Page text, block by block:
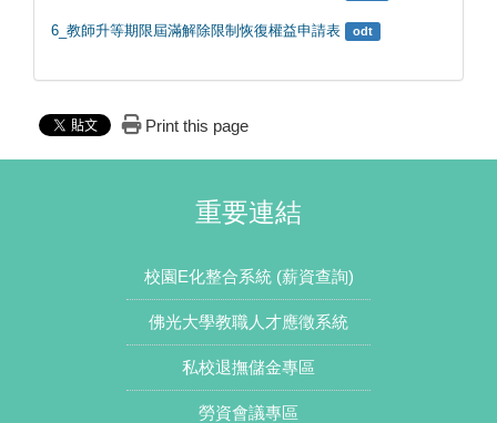
6_教師升等期限屆滿解除限制恢復權益申請表 odt
Print this page
重要連結
校園E化整合系統 (薪資查詢)
佛光大學教職人才應徵系統
私校退撫儲金專區
勞資會議專區